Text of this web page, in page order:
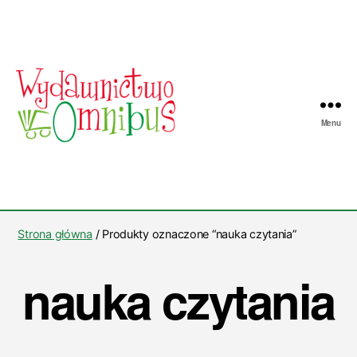
Omnibus
Menu
Strona główna / Produkty oznaczone “nauka czytania”
nauka czytania